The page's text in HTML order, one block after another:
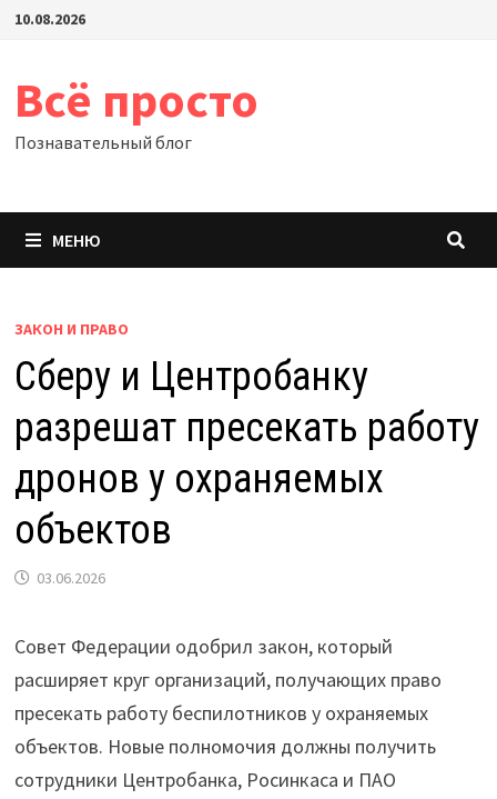
Перейти
10.08.2026
Всё просто
Познавательный блог
МЕНЮ
ЗАКОН И ПРАВО
Сберу и Центробанку
разрешат пресекать работу
дронов у охраняемых
объектов
03.06.2026
Совет Федерации одобрил закон, который
расширяет круг организаций, получающих право
пресекать работу беспилотников у охраняемых
объектов. Новые полномочия должны получить
сотрудники Центробанка, Росинкаса и ПАО